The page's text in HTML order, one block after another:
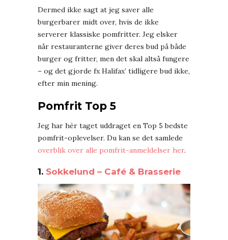
Dermed ikke sagt at jeg saver alle
burgerbarer midt over, hvis de ikke
serverer klassiske pomfritter. Jeg elsker
når restauranterne giver deres bud på både
burger og fritter, men det skal altså fungere
– og det gjorde fx Halifax’ tidligere bud ikke,
efter min mening.
Pomfrit Top 5
Jeg har hér taget uddraget en Top 5 bedste
pomfrit-oplevelser. Du kan se det samlede
overblik over alle pomfrit-anmeldelser her.
1. Sokkelund – Café & Brasserie